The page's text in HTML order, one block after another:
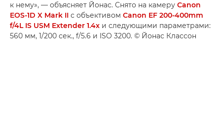
к нему», — объясняет Йонас. Снято на камеру Canon
EOS-1D X Mark II с объективом Canon EF 200-400mm
f/4L IS USM Extender 1.4x и следующими параметрами:
560 мм, 1/200 сек., f/5.6 и ISO 3200. © Йонас Классон